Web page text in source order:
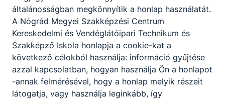
Partnereink
általánosságban megkönnyítik a honlap használatát.
A Nógrád Megyei Szakképzési Centrum
Kereskedelmi és Vendéglátóipari Technikum és
Szakképző Iskola honlapja a cookie-kat a
következő célokból használja: információ gyűjtése
azzal kapcsolatban, hogyan használja Ön a honlapot
-annak felmérésével, hogy a honlap melyik részeit
látogatja, vagy használja leginkább, így